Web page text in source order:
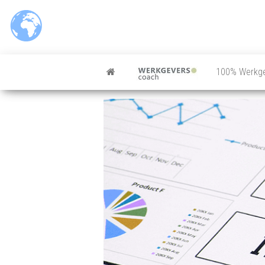
100%